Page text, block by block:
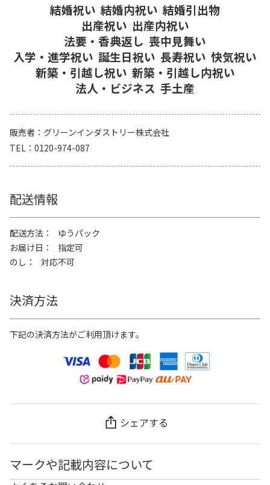
結婚祝い 結婚内祝い 結婚引出物
出産祝い 出産内祝い
法要・香典返し 喪中見舞い
入学・進学祝い 誕生日祝い 長寿祝い 快気祝い
新築・引越し祝い 新築・引越し内祝い
法人・ビジネス 手土産
販売者
グリーンインダストリー株式会社
TEL
0120-974-087
配送情報
配送方法
ゆうパック
お届け日
指定可
のし
対応不可
決済方法
下記の決済方法がご利用頂けます。
シェアする
マークや記載内容について